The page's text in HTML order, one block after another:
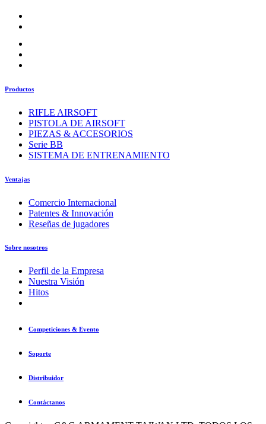
Productos
RIFLE AIRSOFT
PISTOLA DE AIRSOFT
PIEZAS & ACCESORIOS
Serie BB
SISTEMA DE ENTRENAMIENTO
Ventajas
Comercio Internacional
Patentes & Innovación
Reseñas de jugadores
Sobre nosotros
Perfil de la Empresa
Nuestra Visión
Hitos
Competiciones & Evento
Soporte
Distribuidor
Contáctanos